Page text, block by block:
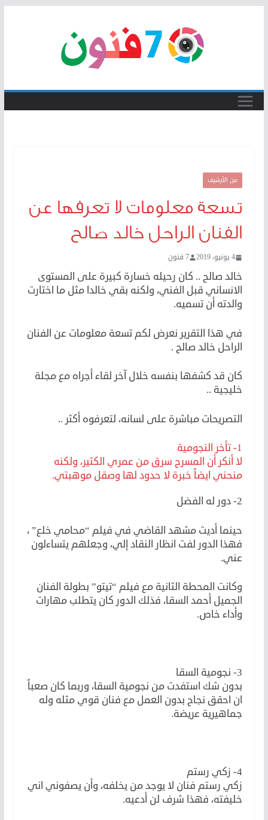
من الأرشيف
تسعة معلومات لا تعرفها عن
الفنان الراحل خالد صالح
4 يونيو، 2019 7 فنون
خالد صالح .. كان رحيله خسارة كبيرة على المستوى
الانساني قبل الفني، ولكنه بقي خالدا مثل ما اختارت
والدته أن تسميه.
في هذا التقرير نعرض لكم تسعة معلومات عن الفنان
الراحل خالد صالح .
كان قد كشفها بنفسه خلال آخر لقاء أجراه مع مجلة
خليجية ..
التصريحات مباشرة على لسانه، لتعرفوه أكثر ..
1- تأخر النجومية
لا أنكر أن المسرح سرق من عمري الكثير، ولكنه
منحني ايضاً خبرة لا حدود لها وصقل موهبتي.
2- دور له الفضل
حينما أديت مشهد القاضي في فيلم “محامي خلع” ،
فهذا الدور لفت انظار النقاد إلي، وجعلهم يتساءلون
عني.
وكانت المحطة الثانية مع فيلم “تيتو” بطولة الفنان
الجميل أحمد السقا، فذلك الدور كان يتطلب مهارات
وأداء خاص.
3- نجومية السقا
بدون شك استفدت من نجومية السقا، وربما كان صعباً
ان احقق نجاح بدون العمل مع فنان قوي مثله وله
جماهيرية عريضة.
4- زكي رستم
زكي رستم فنان لا يوجد من يخلفه، وأن يصفوني اني
خليفته، فهذا شرف لن أدعيه.